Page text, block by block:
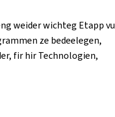
weider wichteg Etapp vu
ze bedeelegen,
fir hir Technologien,